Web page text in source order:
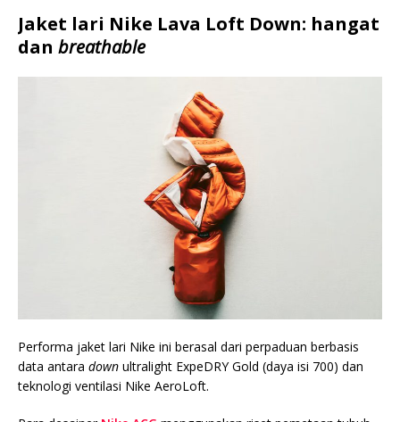
Jaket lari Nike Lava Loft Down: hangat
dan breathable
Performa jaket lari Nike ini berasal dari perpaduan berbasis
data antara down ultralight ExpeDRY Gold (daya isi 700) dan
teknologi ventilasi Nike AeroLoft.